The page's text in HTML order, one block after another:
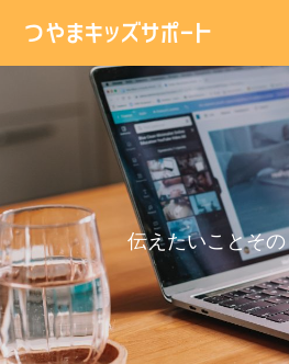
伝えたいこ とその